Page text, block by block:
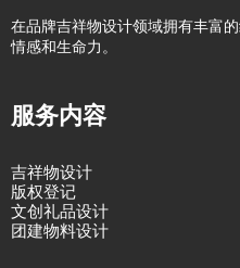
在品牌吉祥物设计领域拥有丰富
情感和生命力。
服务内容
吉祥物设计
版权登记
文创礼品设计
团建物料设计